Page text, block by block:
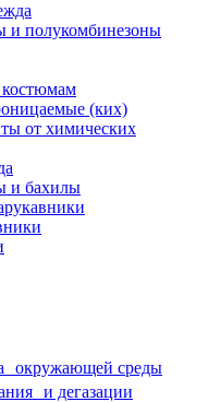
и полукомбинезоны
(ких)
от химических
и бахилы
окружающей среды
и дегазации